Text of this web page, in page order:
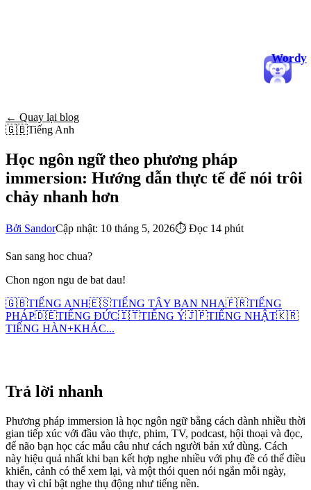
Wordy
← Quay lại blog
🇬🇧Tiếng Anh
Học ngôn ngữ theo phương pháp
immersion: Hướng dẫn thực tế để nói trôi
chảy nhanh hơn
Bởi SandorCập nhật: 10 tháng 5, 2026⏱ Đọc 14 phút
San sang hoc chua?
Chon ngon ngu de bat dau!
🇬🇧TIẾNG ANH🇪🇸TIẾNG TÂY BAN NHA🇫🇷TIẾNG
PHÁP🇩🇪TIẾNG ĐỨC🇮🇹TIẾNG Ý🇯🇵TIẾNG NHẬT🇰🇷
TIẾNG HÀN+KHÁC...
Trả lời nhanh
Phương pháp immersion là học ngôn ngữ bằng cách dành nhiều thời
gian tiếp xúc với đầu vào thực, phim, TV, podcast, hội thoại và đọc,
để não bạn học các mẫu câu như cách người bản xứ dùng. Cách
này hiệu quả nhất khi bạn kết hợp nghe nhiều với phụ đề có thể điều
khiển, cảnh có thể xem lại, và một thói quen nói ngắn mỗi ngày,
thay vì chỉ bật nghe thụ động như tiếng nền.